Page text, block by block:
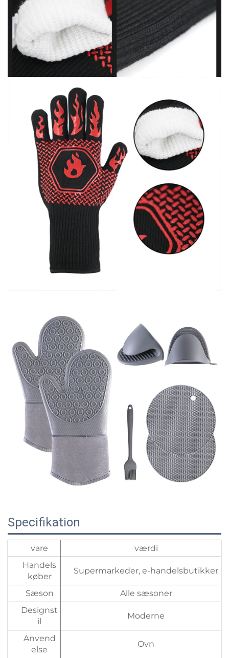
Specifikation
vare
værdi
Handels
køber
Supermarkeder, e-handelsbutikker
Sæson
Alle sæsoner
Designst
il
Moderne
Anvend
else
Ovn